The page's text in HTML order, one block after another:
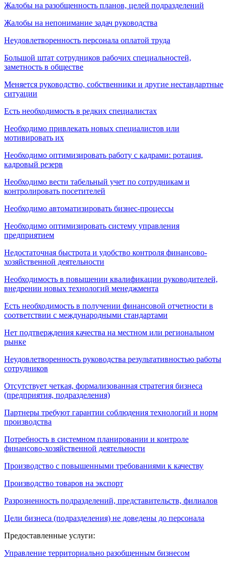
Жалобы на разобщенность планов, целей подразделений
Жалобы на непонимание задач руководства
Неудовлетворенность персонала оплатой труда
Большой штат сотрудников рабочих специальностей,
заметность в обществе
Меняется руководство, собственники и другие нестандартные
ситуации
Есть необходимость в редких специалистах
Необходимо привлекать новых специалистов или
мотивировать их
Необходимо оптимизировать работу с кадрами: ротация,
кадровый резерв
Необходимо вести табельный учет по сотрудникам и
контролировать посетителей
Необходимо автоматизировать бизнес-процессы
Необходимо оптимизировать систему управления
предприятием
Недостаточная быстрота и удобство контроля финансово-
хозяйственной деятельности
Необходимость в повышении квалификации руководителей,
внедрении новых технологий менеджмента
Есть необходимость в получении финансовой отчетности в
соответствии с международными стандартами
Нет подтверждения качества на местном или региональном
рынке
Неудовлетворенность руководства результативностью работы
сотрудников
Отсутствует четкая, формализованная стратегия бизнеса
(предприятия, подразделения)
Партнеры требуют гарантии соблюдения технологий и норм
производства
Потребность в системном планировании и контроле
финансово-хозяйственной деятельности
Производство с повышенными требованиями к качеству
Производство товаров на экспорт
Разрозненность подразделений, представительств, филиалов
Цели бизнеса (подразделения) не доведены до персонала
Предоставленные услуги:
Управление территориально разобщенным бизнесом